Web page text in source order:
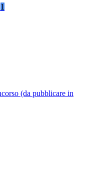
1
(da pubblicare in